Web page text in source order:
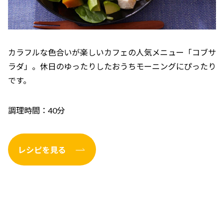
カラフルな色合いが楽しいカフェの人気メニュー「コブサ
ラダ」。休日のゆったりしたおうちモーニングにぴったり
です。
調理時間：40分
レシピを見る